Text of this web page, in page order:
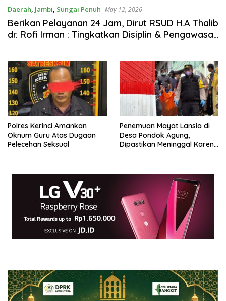
Daerah, Jambi, Sungai Penuh May 12, 2026
Berikan Pelayanan 24 Jam, Dirut RSUD H.A Thalib
dr. Rofi Irman : Tingkatkan Disiplin & Pengawasan
Polres Kerinci Amankan
Oknum Guru Atas Dugaan
Pelecehan Seksual
Penemuan Mayat Lansia di
Desa Pondok Agung,
Dipastikan Meninggal Karena